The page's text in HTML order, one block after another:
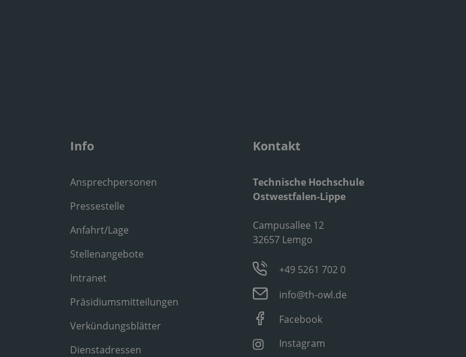
Info
Ansprechpersonen
Pressestelle
Anfahrt/Lage
Stellenangebote
Intranet
Präsidiumsmitteilungen
Verkündungsblätter
Dienstadressen
Kontakt
Technische Hochschule
Ostwestfalen-Lippe
Campusallee 12
32657 Lemgo
+49 5261 702 0
info@th-owl.de
Facebook
Instagram